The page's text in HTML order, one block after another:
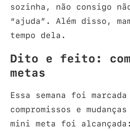
sozinha, não consigo
“ajuda”. Além disso,
tempo dela.
Dito e feito:
metas
Essa semana foi
compromissos e
mini meta foi